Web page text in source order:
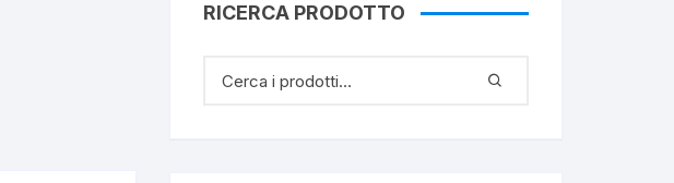
RICERCA PRODOTTO